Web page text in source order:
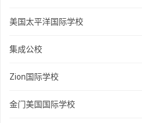
美国太平洋国际学校
集成公校
Zion国际学校
金门美国国际学校